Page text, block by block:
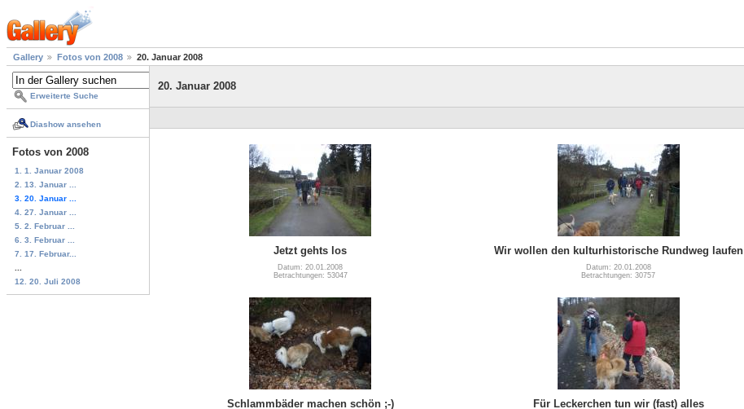
Gallery Fotos von 2008 20. Januar 2008
Erweiterte Suche
Diashow ansehen
Fotos von 2008
1. 1. Januar 2008
2. 13. Januar ...
3. 20. Januar ...
4. 27. Januar ...
5. 2. Februar ...
6. 3. Februar ...
7. 17. Februar...
12. 20. Juli 2008
20. Januar 2008
Jetzt gehts los
Datum: 20.01.2008
Betrachtungen: 53047
Wir wollen den kulturhistorische Rundweg laufen
Datum: 20.01.2008
Betrachtungen: 30757
Schlammbäder machen schön ;-) Für Leckerchen tun wir (fast) alles